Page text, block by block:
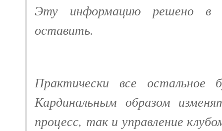
Эту информацию решено в
оставить.
Практически все остальное
Кардинальным образом
процесс, так и управление